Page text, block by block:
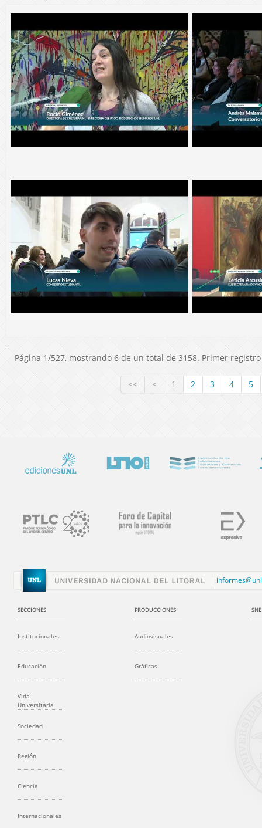
Página 1/527, mostrando 6 de un total de 3158. Primer
<< < 1 2 3 4 5
SECCIONES
Institucionales
Educación
Vida
Universitaria
Sociedad
Región
Ciencia
Internacionales
PRODUCCIONES
Audiovisuales
Gráficas
SNE